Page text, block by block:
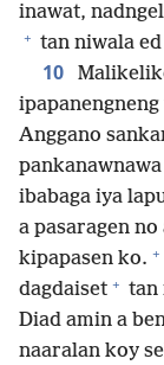
inawat,
+ tan niwala
10
Anggano
ibabaga iya
a pasaragen
kipapasen ko. +
dagdaiset + tan
Diad amin a
naaralan koy